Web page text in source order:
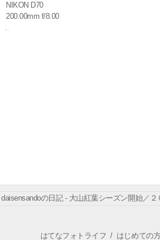
NIKON D70
200.00mm f/8.00
daisensandoの日記 - 大山紅葉シーズン開始／２
はてなフォトライフ / はじめての